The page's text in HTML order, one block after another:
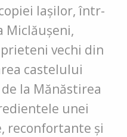
Iașilor, într-
Miclăușeni,
vechi din
castelului
la Mănăstirea
unei
reconfortante și